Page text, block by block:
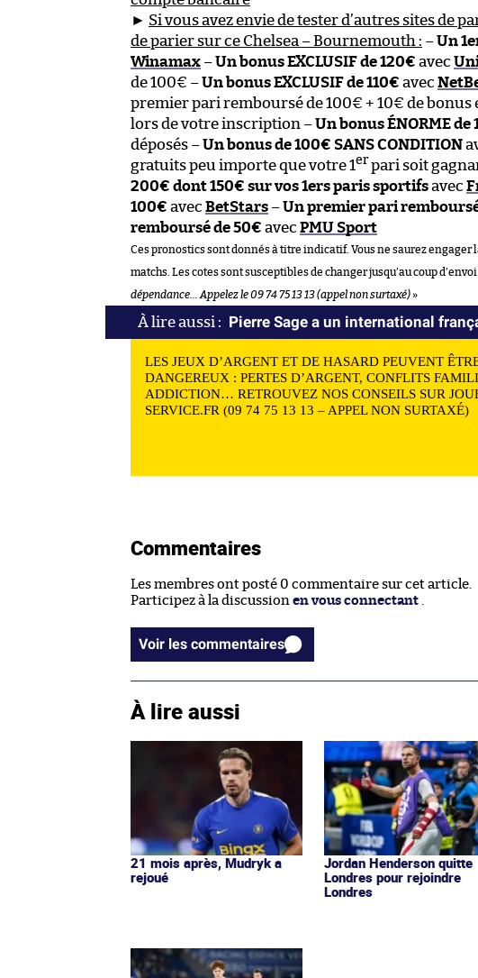
► Si vous avez envie de tester d’autres sites de
de parier sur ce Chelsea – Bournemouth : –Un
Winamax –Un bonus EXCLUSIF de 120€ avec
de 100€ –Un bonus EXCLUSIF de 110€ avec
premier pari remboursé de 100€ + 10€ de bonus
lors de votre inscription –Un bonus ÉNORME de
déposés –Un bonus de 100€ SANS CONDITION
gratuits peu importe que votre 1er pari soit
200€ dont 150€ sur vos 1ers paris sportifsavec
100€ avec BetStars –Un premier pari
remboursé de 50€ avec PMU Sport
Ces pronostics sont donnés à titre indicatif. Vous ne saurez
matchs. Les cotes sont susceptibles de changer jusqu’au coup d’envoi
dépendance… Appelez le 09 74 75 13 13 (appel non surtaxé)»
Pierre Sage a un international
LES JEUX D’ARGENT ET DE HASARD PEUVENT
DANGEREUX : PERTES D’ARGENT, CONFLITS
ADDICTION… RETROUVEZ NOS CONSEILS SUR
SERVICE.FR (09 74 75 13 13 – APPEL NON SURTAXÉ)
Commentaires
Les membres ont posté 0 commentaire sur cet article.
Participez à la discussion en vous connectant
Voir les commentaires
À lire aussi
21 mois après, Mudryk a
rejoué
Jordan Henderson quitte
Londres pour rejoindre
Londres